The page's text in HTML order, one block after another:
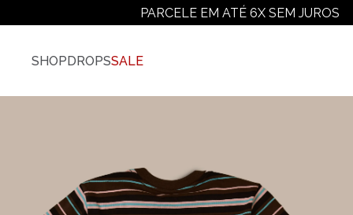
PARCELE EM ATÉ 6X SEM JUROS
SHOP
Camiseta Plus-Size
Camiseta Manga Longa
Moletons
DROPSSALE